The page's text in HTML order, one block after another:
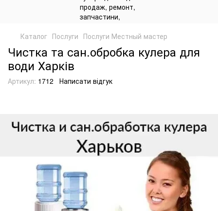
Каталог Послуги Послуги Местный мастер
Чистка та сан.обробка кулера для
води Харків
Артикул: 1712 Написати відгук